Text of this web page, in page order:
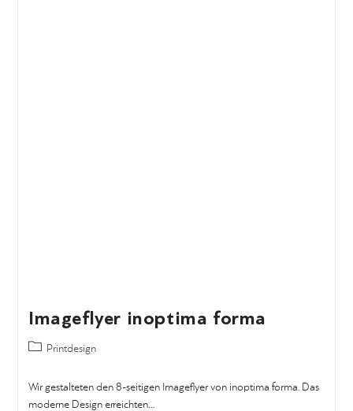
Imageflyer inoptima forma
Printdesign
Wir gestalteten den 8-seitigen Imageflyer von inoptima forma. Das
moderne Design erreichten…